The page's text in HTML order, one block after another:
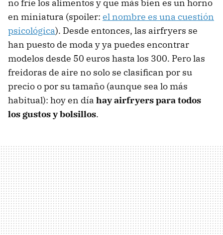
no fríe los alimentos y que más bien es un horno
en miniatura (spoiler: el nombre es una cuestión
psicológica). Desde entonces, las airfryers se
han puesto de moda y ya puedes encontrar
modelos desde 50 euros hasta los 300. Pero las
freidoras de aire no solo se clasifican por su
precio o por su tamaño (aunque sea lo más
habitual): hoy en día hay airfryers para todos
los gustos y bolsillos.